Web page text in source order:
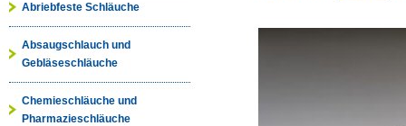
Abriebfeste Schläuche
Absaugschlauch und
Gebläseschläuche
Chemieschläuche und
Pharmazieschläuche